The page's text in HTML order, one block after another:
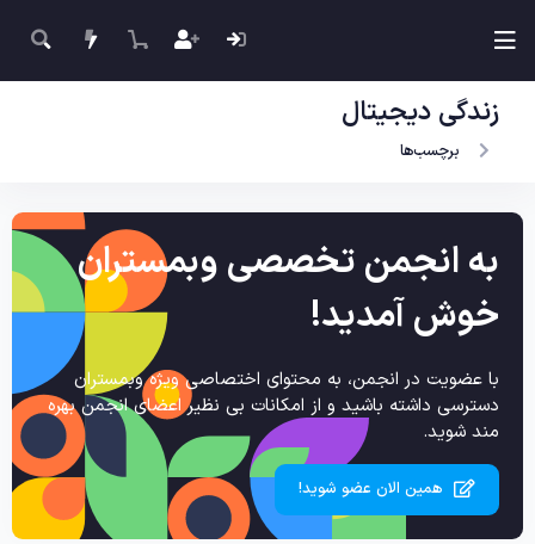
زندگی دیجیتال
برچسب‌ها
به انجمن تخصصی وبمستران
خوش آمدید!
با عضویت در انجمن، به محتوای اختصاصی ویژه وبمستران
دسترسی داشته باشید و از امکانات بی نظیر اعضای انجمن بهره
مند شوید.
همین الان عضو شوید!